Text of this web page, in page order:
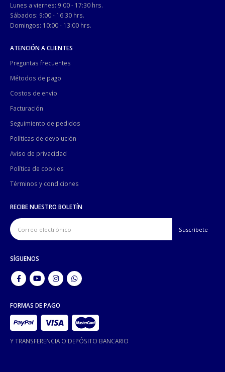
Lunes a viernes: 9:00 - 17:30 hrs.
Sábados: 9:00 - 16:30 hrs.
Domingos: 10:00 - 13:00 hrs.
ATENCIÓN A CLIENTES
Preguntas frecuentes
Métodos de pago
Costos de envío
Facturación
Seguimiento de pedidos
Políticas de devolución
Aviso de privacidad
Política de cookies
Términos y condiciones
RECIBE NUESTRO BOLETÍN
SÍGUENOS
FORMAS DE PAGO
Y TRANSFERENCIA O DEPÓSITO BANCARIO